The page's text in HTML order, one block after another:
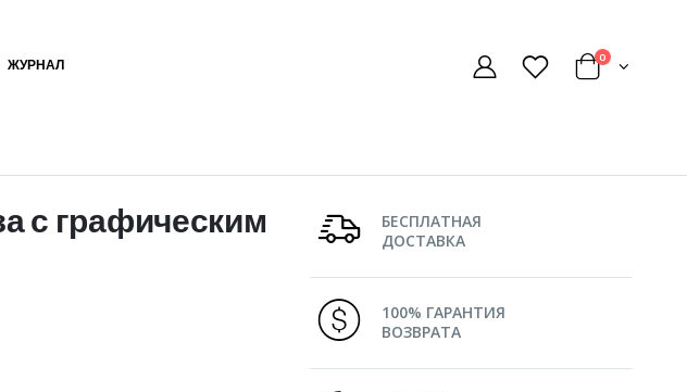
ЖУРНАЛ 0
с графическим
БЕСПЛАТНАЯ
ДОСТАВКА
100% ГАРАНТИЯ
ВОЗВРАТА